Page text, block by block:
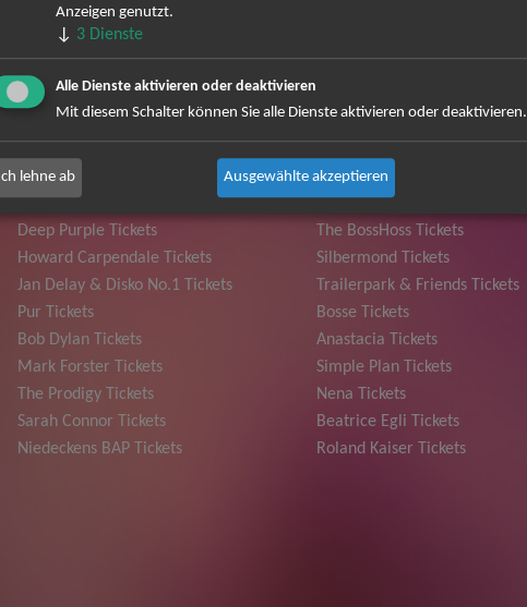
Deep Purple Tickets
Howard Carpendale Tickets
Jan Delay & Disko No.1 Tickets
Pur Tickets
Bob Dylan Tickets
Mark Forster Tickets
The Prodigy Tickets
Sarah Connor Tickets
Niedeckens BAP Tickets
Judas Priest Tickets
The BossHoss Tickets
Silbermond Tickets
Trailerpark & Friends Tickets
Bosse Tickets
Anastacia Tickets
Simple Plan Tickets
Nena Tickets
Beatrice Egli Tickets
Roland Kaiser Tickets
Anzeigen genutzt.
↓ 3 Dienste
Alle Dienste aktivieren oder deaktivieren
Mit diesem Schalter können Sie alle Dienste aktivieren oder deaktivieren.
Ich lehne ab Ausgewählte akzeptieren